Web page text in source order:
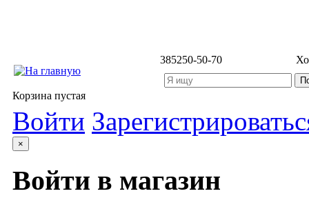
385250-50-70
Корзина пустая
Войти
×
Войти в магазин